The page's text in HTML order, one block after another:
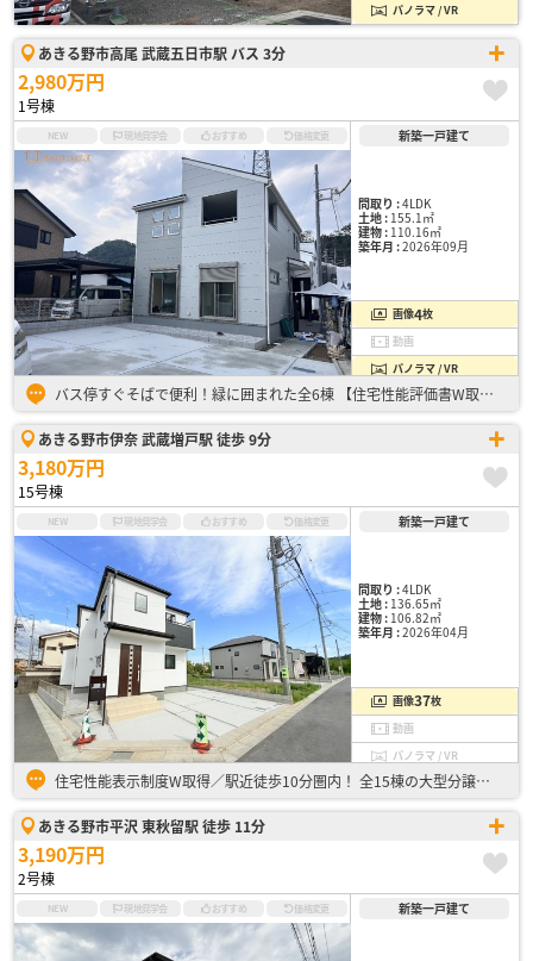
パノラマ / VR
あきる野市高尾 武蔵五日市駅 バス 3分
2,980万円
1号棟
NEW 現地見学会 おすすめ 価格変更 新築一戸建て
間取り :4LDK
土地 :155.1㎡
建物 :110.16㎡
築年月 :2026年09月
画像4枚
動画
パノラマ / VR
バス停すぐそばで便利！緑に囲まれた全6棟 【住宅性能評価書W取得物件】 ・第三者機関の評価員が性能をチェック ・5分野7項目において最高等級を取得 ・耐震等級「3」取得で地震に強い家 ・耐震等級「…
あきる野市伊奈 武蔵増戸駅 徒歩 9分
3,180万円
15号棟
NEW 現地見学会 おすすめ 価格変更 新築一戸建て
間取り :4LDK
土地 :136.65㎡
建物 :106.82㎡
築年月 :2026年04月
画像37枚
動画
パノラマ / VR
住宅性能表示制度W取得／駅近徒歩10分圏内！ 全15棟の大型分譲地です！ お気軽にお問い合わせください。
あきる野市平沢 東秋留駅 徒歩 11分
3,190万円
2号棟
NEW 現地見学会 おすすめ 価格変更 新築一戸建て